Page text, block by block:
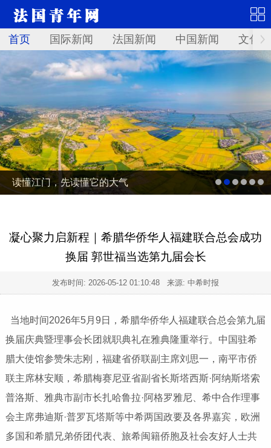
首页 国际新闻 法国新闻 中国新闻 文化
读懂江门，先读懂它的大气
凝心聚力启新程｜希腊华侨华人福建联合总会成功
换届 郭世福当选第九届会长
发布时间: 2026-05-12 01:10:48 来源: 中希时报
当地时间2026年5月9日，希腊华侨华人福建联合总会第九届
换届庆典暨理事会长团就职典礼在雅典隆重举行。中国驻希
腊大使馆参赞朱志刚，福建省侨联副主席刘思一，南平市侨
联主席林安顺，希腊梅赛尼亚省副省长斯塔西斯·阿纳斯塔索
普洛斯、雅典市副市长扎哈鲁拉·阿格罗雅尼、希中合作理事
会主席弗迪斯·普罗瓦塔斯等中希两国政要及各界嘉宾，欧洲
多国和希腊兄弟侨团代表、旅希闽籍侨胞及社会友好人士共